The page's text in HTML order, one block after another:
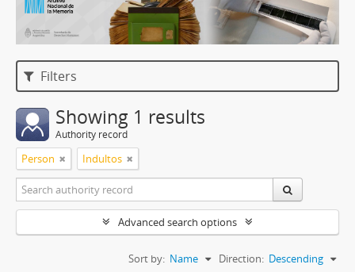
Filters
Showing 1 results
Authority record
Person Indultos
Advanced search options
Sort by: Name Direction: Descending